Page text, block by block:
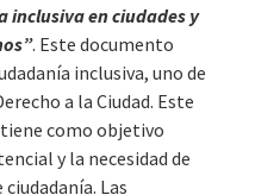
inclusiva en ciudades y
. Este documento
inclusiva, uno de
a la Ciudad. Este
como objetivo
y la necesidad de
Las